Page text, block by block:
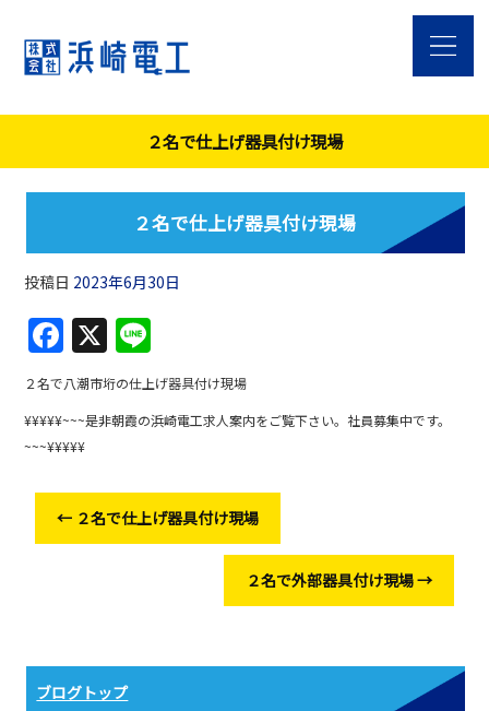
２名で仕上げ器具付け現場
２名で仕上げ器具付け現場
投稿日 2023年6月30日
F
a
c
e
o
o
X
n
e
２名で八潮市垳の仕上げ器具付け現場
¥¥¥¥¥~~~是非朝霞の浜崎電工求人案内をご覧下さい。社員募集中です。
~~~¥¥¥¥¥
← ２名で仕上げ器具付け現場
２名で外部器具付け現場→
ブログトップ